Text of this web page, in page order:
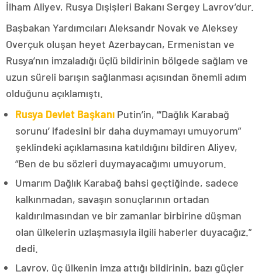
İlham Aliyev, Rusya Dışişleri Bakanı Sergey Lavrov’dur.
Başbakan Yardımcıları Aleksandr Novak ve Aleksey
Overçuk oluşan heyet Azerbaycan, Ermenistan ve
Rusya’nın imzaladığı üçlü bildirinin bölgede sağlam ve
uzun süreli barışın sağlanması açısından önemli adım
olduğunu açıklamıştı.
Rusya Devlet Başkanı Putin’in, “‘Dağlık Karabağ
sorunu’ ifadesini bir daha duymamayı umuyorum”
şeklindeki açıklamasına katıldığını bildiren Aliyev,
“Ben de bu sözleri duymayacağımı umuyorum.
Umarım Dağlık Karabağ bahsi geçtiğinde, sadece
kalkınmadan, savaşın sonuçlarının ortadan
kaldırılmasından ve bir zamanlar birbirine düşman
olan ülkelerin uzlaşmasıyla ilgili haberler duyacağız.”
dedi.
Lavrov, üç ülkenin imza attığı bildirinin, bazı güçler